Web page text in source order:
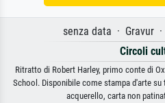
senza data · Gravur
Circoli
Ritratto di Robert Harley, primo conte di
School. Disponibile come stampa d'arte
acquerello, carta non